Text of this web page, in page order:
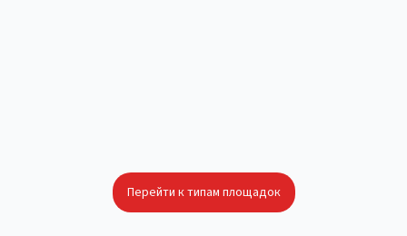
Перейти к типам площадок